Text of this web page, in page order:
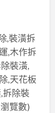
,裝潢拆
,木作拆
裝潢,
,天花板
拆除裝
覽數)